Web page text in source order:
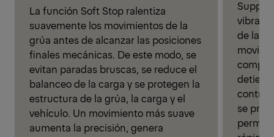
La función Soft Stop ralentiza
suavemente los movimientos de la
grúa antes de alcanzar las posiciones
finales mecánicas. De este modo, se
evitan paradas bruscas, se reduce el
balanceo de la carga y se protegen la
estructura de la grúa, la carga y el
vehículo. Un movimiento más suave
aumenta la precisión, genera
de la
se